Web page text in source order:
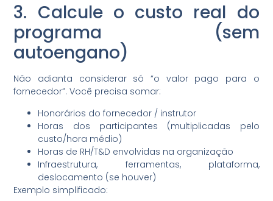
3. Calcule o custo real do
programa (sem
autoengano)
Não adianta considerar só “o valor pago para o
fornecedor”. Você precisa somar:
Honorários do fornecedor / instrutor
Horas dos participantes (multiplicadas pelo
custo/hora médio)
Horas de RH/T&D envolvidas na organização
Infraestrutura, ferramentas, plataforma,
deslocamento (se houver)
Exemplo simplificado: